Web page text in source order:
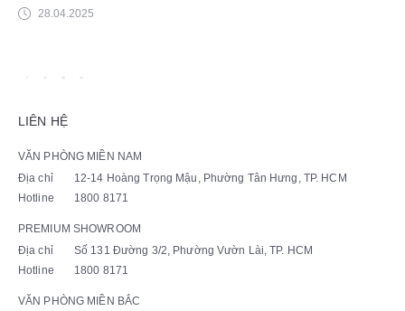
28.04.2025
LIÊN HỆ
VĂN PHÒNG MIỀN NAM
Địa chỉ
12-14 Hoàng Trọng Mậu, Phường Tân Hưng, TP. HCM
Hotline
1800 8171
PREMIUM SHOWROOM
Địa chỉ
Số 131 Đường 3/2, Phường Vườn Lài, TP. HCM
Hotline
1800 8171
VĂN PHÒNG MIỀN BẮC